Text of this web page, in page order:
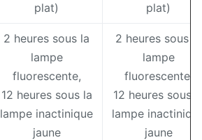
plat)
plat)
2 heures sous la
lampe
fluorescente,
12 heures sous la
lampe inactinique
jaune
2 heures sous la
lampe
fluorescente,
12 heures sous
lampe
jaune